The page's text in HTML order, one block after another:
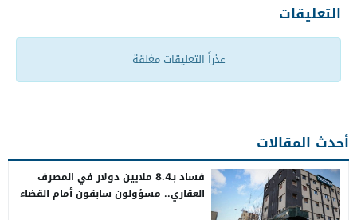
التعليقات
عذراً التعليقات مغلقة
أحدث المقالات
فساد بـ8.4 ملايين دولار في المصرف
العقاري.. مسؤولون سابقون أمام القضاء